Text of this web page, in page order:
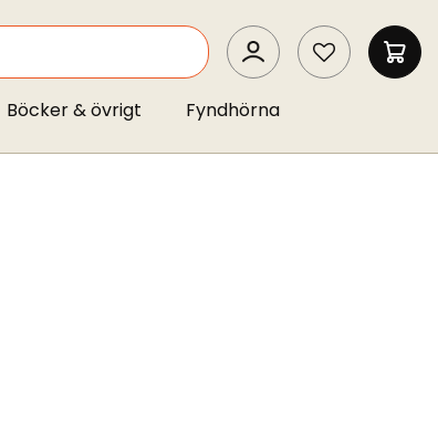
SEARCH
MIN
Böcker & övrigt Fyndhörna